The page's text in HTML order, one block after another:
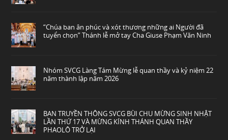
“Chúa ban ân phúc và xót thương những ai Người đã
tuyển chọn” Thánh lễ mở tay Cha Giuse Phạm Văn Ninh
Nhóm SVCG Làng Tám Mừng lễ quan thầy và kỷ niệm 22
năm thành lập năm 2026
BAN TRUYỀN THÔNG SVCG BÙI CHU MỪNG SINH NHẬT
LẦN THỨ 17 VÀ MỪNG KÍNH THÁNH QUAN THẦY
PHAOLÔ TRỞ LẠI